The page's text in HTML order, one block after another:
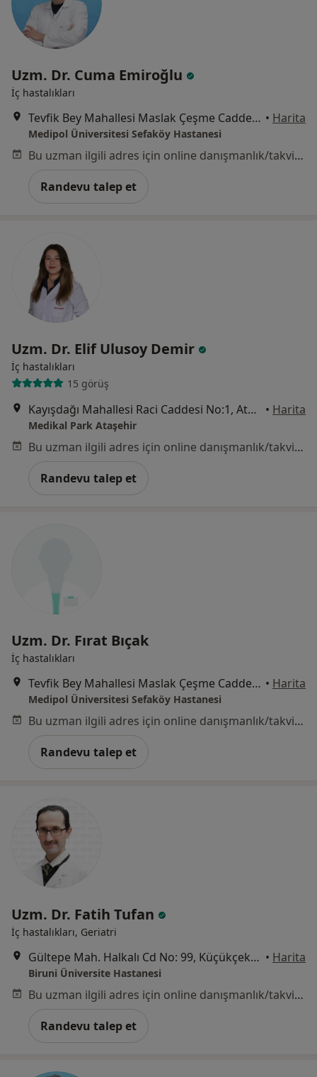
Uzm. Dr. Cuma Emiroğlu
İç hastalıkları
Tevfik Bey Mahallesi Maslak Çeşme Caddesi No:30, Küçükçekmece • Harita
Medipol Üniversitesi Sefaköy Hastanesi
Bu uzman ilgili adres için online danışmanlık/takvim sunmuyor.
Randevu talep et
Uzm. Dr. Elif Ulusoy Demir
İç hastalıkları
15 görüş
Kayışdağı Mahallesi Raci Caddesi No:1, Ataşehir • Harita
Medikal Park Ataşehir
Bu uzman ilgili adres için online danışmanlık/takvim sunmuyor.
Randevu talep et
Uzm. Dr. Fırat Bıçak
İç hastalıkları
Tevfik Bey Mahallesi Maslak Çeşme Caddesi No:30, Küçükçekmece • Harita
Medipol Üniversitesi Sefaköy Hastanesi
Bu uzman ilgili adres için online danışmanlık/takvim sunmuyor.
Randevu talep et
Uzm. Dr. Fatih Tufan
İç hastalıkları, Geriatri
Gültepe Mah. Halkalı Cd No: 99, Küçükçekmece • Harita
Biruni Üniversite Hastanesi
Bu uzman ilgili adres için online danışmanlık/takvim sunmuyor.
Randevu talep et